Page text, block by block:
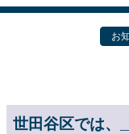
お
世田谷区では、